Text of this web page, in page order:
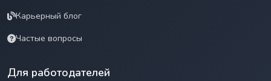
Карьерный блог
Частые вопросы
Для работодателей